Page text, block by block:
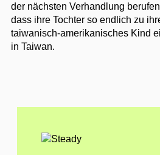
der nächsten Verhandlung
dass ihre Tochter so endlich zu
taiwanisch-amerikanisches Kind
in Taiwan.